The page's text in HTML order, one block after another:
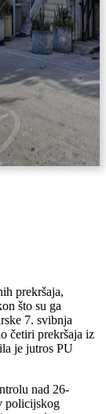
prekršaja,
što su ga
7. svibnja
četiri prekršaja iz
je jutros PU
nad 26-
policijskog